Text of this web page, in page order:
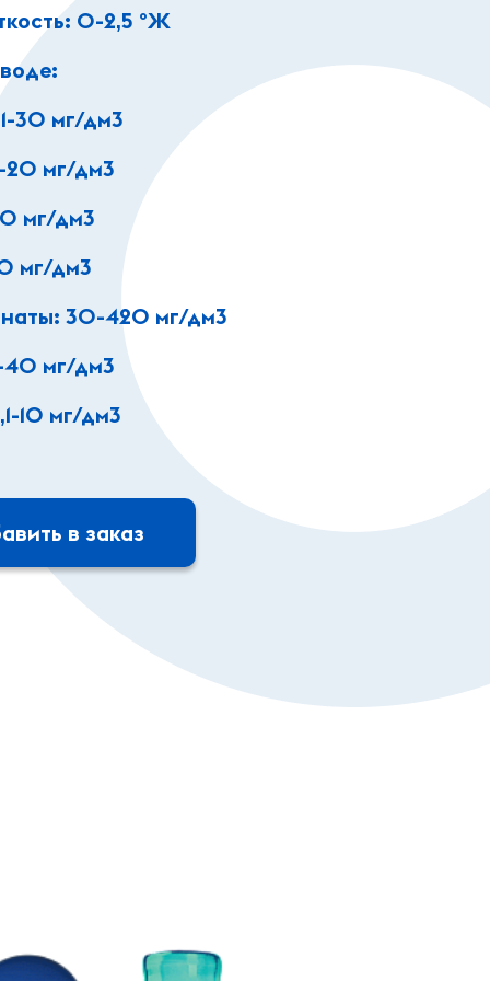
0-2,5 ºЖ
30 мг/дм3
20 мг/дм3
мг/дм3
мг/дм3
30-420 мг/дм3
40 мг/дм3
10 мг/дм3
в заказ